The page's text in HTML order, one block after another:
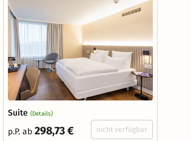
Suite (Details)
p.P. ab 298,73 € nicht verfügbar